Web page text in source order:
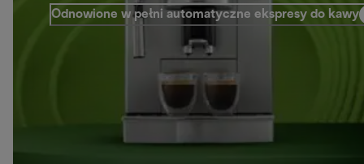
Odnowione w pełni automatyczne ekspresy do kawy